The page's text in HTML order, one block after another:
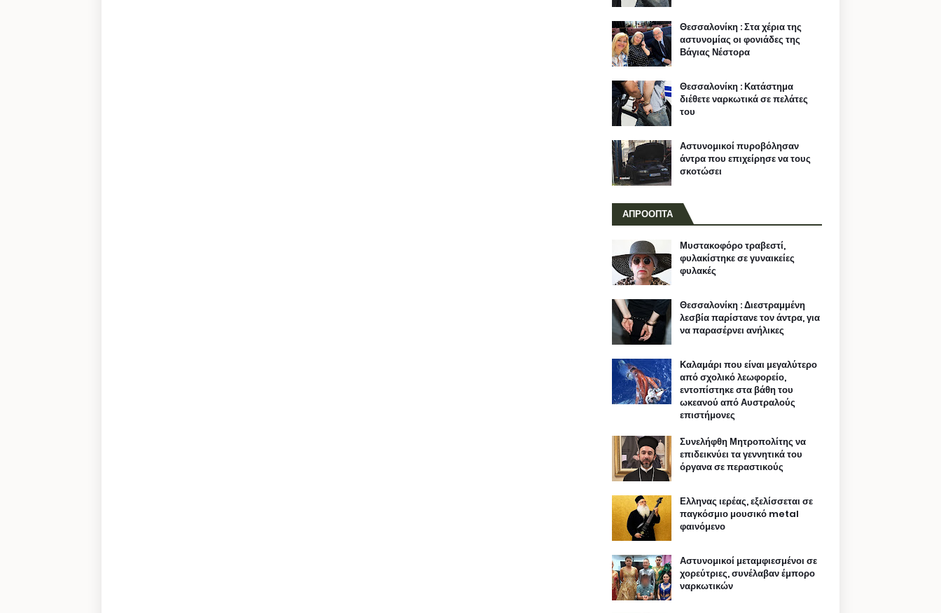
Θεσσαλονίκη : Στα χέρια της
αστυνομίας οι φονιάδες της
Βάγιας Νέστορα
Θεσσαλονίκη : Κατάστημα
διέθετε ναρκωτικά σε πελάτες
του
Αστυνομικοί πυροβόλησαν
άντρα που επιχείρησε να τους
σκοτώσει
ΑΠΡΟΟΠΤΑ
Μυστακοφόρο τραβεστί,
φυλακίστηκε σε γυναικείες
φυλακές
Θεσσαλονίκη : Διεστραμμένη
λεσβία παρίστανε τον άντρα, για
να παρασέρνει ανήλικες
Καλαμάρι που είναι μεγαλύτερο
από σχολικό λεωφορείο,
εντοπίστηκε στα βάθη του
ωκεανού από Αυστραλούς
επιστήμονες
Συνελήφθη Μητροπολίτης να
επιδεικνύει τα γεννητικά του
όργανα σε περαστικούς
Ελληνας ιερέας, εξελίσσεται σε
παγκόσμιο μουσικό metal
φαινόμενο
Αστυνομικοί μεταμφιεσμένοι σε
χορεύτριες, συνέλαβαν έμπορο
ναρκωτικών